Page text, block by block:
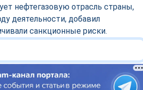
нефтегазовую отрасль страны,
деятельности, добавил
санкционные риски.